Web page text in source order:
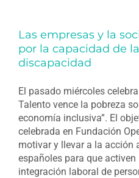
Las empresas y la
por la capacidad de
discapacidad
El pasado miércoles
Talento vence la pobreza
economía inclusiva”. El
celebrada en Fundación
motivar y llevar a la acción
españoles para que
integración laboral de